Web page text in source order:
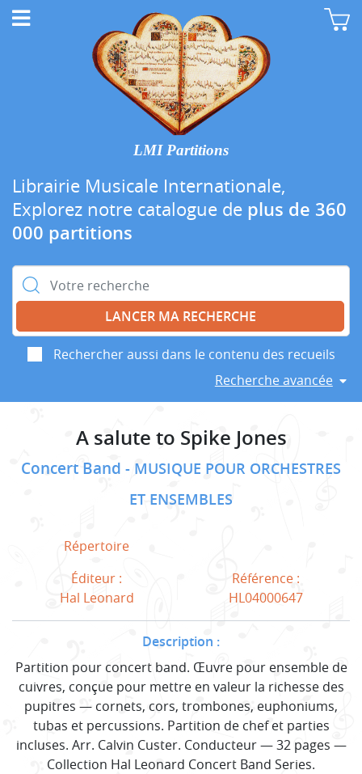
LMI Partitions
Librairie Musicale Internationale,
Explorez notre catalogue de plus de 360
000 partitions
Rechercher :
Rechercher aussi dans le contenu des recueils
Recherche avancée
A salute to Spike Jones
Concert Band
MUSIQUE POUR ORCHESTRES
ET ENSEMBLES
Répertoire
Éditeur :
Hal Leonard
Référence :
HL04000647
Description :
Partition pour concert band. Œuvre pour ensemble de
cuivres, conçue pour mettre en valeur la richesse des
pupitres — cornets, cors, trombones, euphoniums,
tubas et percussions. Partition de chef et parties
incluses. Arr. Calvin Custer. Conducteur — 32 pages —
Collection Hal Leonard Concert Band Series.